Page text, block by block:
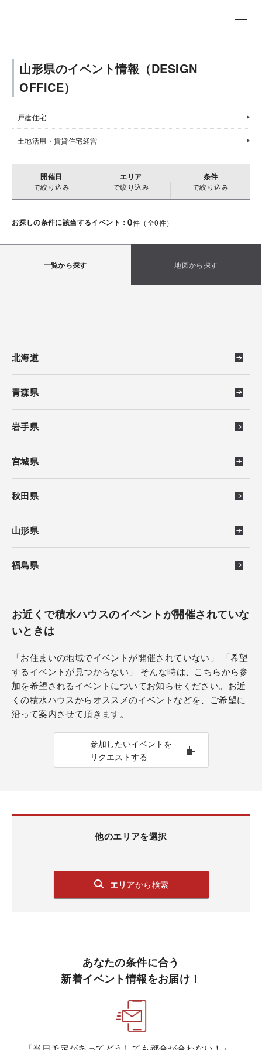
山形県のイベント情報（DESIGN
OFFICE）
戸建住宅
土地活用・賃貸住宅経営
開催日
で絞り込み
エリア
で絞り込み
条件
で絞り込み
お探しの条件に該当するイベント：0件（全0件）
一覧から探す 地図から探す
北海道
青森県
岩手県
宮城県
秋田県
山形県
福島県
お近くで積水ハウスのイベントが開催されていな
いときは
「お住まいの地域でイベントが開催されていない」 「希望
するイベントが見つからない」 そんな時は、こちらから参
加を希望されるイベントについてお知らせください。お近
くの積水ハウスからオススメのイベントなどを、ご希望に
沿って案内させて頂きます。
参加したいイベントを
リクエストする
他のエリアを選択
エリアから検索
あなたの条件に合う
新着イベント情報をお届け！